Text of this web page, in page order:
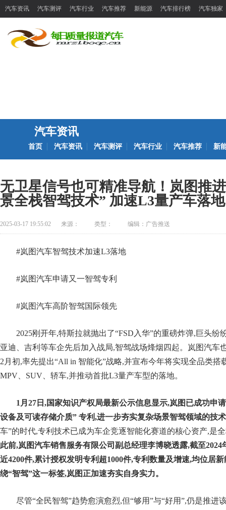
汽车资讯 汽车测评 汽车行业 汽车推荐 新能源 汽车排行榜 汽车独家
汽车资讯
首页 汽车资讯 汽车测评 汽车行业 汽车推荐 新
无卫星信号也可精准导航！岚图推
景全栈智驾技术” 加速L3量产车落地
2025-03-17 19:55:02 来源： 类型： 编辑：广告推送
#岚图汽车智驾技术加速L3落地
#岚图汽车申请又一智驾专利
#岚图汽车高阶智驾国际领先
2025刚开年,特斯拉就抛出了“FSD入华”的重磅炸弹,巨头纷
亚迪、吉利等车企先后加入战局,智驾战场烽烟四起。岚图汽车
2月初,率先提出“All in 智能化”战略,并宣布今年将实现全品类搭
MPV、SUV、轿车,并推动首批L3量产车型的落地。
1 月 27 日,国家知识产权局最新公示信息显示,岚图已成功申请
设备及可读存储介质” 专利,进一步夯实复杂场景智驾领域的技
车”的时代,专利技术已成为车企竞逐智能化赛道的核心资产,是
此前,岚图汽车销售服务有限公司副总经理李博晓透露,截至2024
近4200件,累计授权发明专利超1000件,专利数量及增速,均位居
绕“智驾”这一标签,岚图正加速夯实自身实力。
尽管“全民智驾”趋势愈演愈烈,但“够用”与“好用”,仍是推进